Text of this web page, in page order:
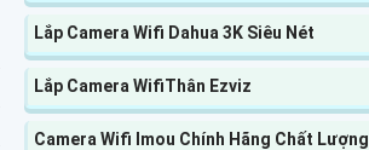
Lắp Camera Wifi Dahua 3K Siêu Nét
Lắp Camera WifiThân Ezviz
Camera Wifi Imou Chính Hãng Chất Lượng